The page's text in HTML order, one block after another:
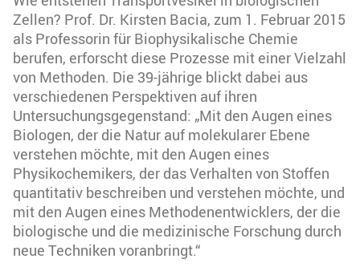
Zellen? Prof. Dr. Kirsten Bacia, zum 1. Februar 2015
als Professorin für Biophysikalische Chemie
berufen, erforscht diese Prozesse mit einer Vielzahl
von Methoden. Die 39-jährige blickt dabei aus
verschiedenen Perspektiven auf ihren
Untersuchungsgegenstand: „Mit den Augen eines
Biologen, der die Natur auf molekularer Ebene
verstehen möchte, mit den Augen eines
Physikochemikers, der das Verhalten von Stoffen
quantitativ beschreiben und verstehen möchte, und
mit den Augen eines Methodenentwicklers, der die
biologische und die medizinische Forschung durch
neue Techniken voranbringt.“